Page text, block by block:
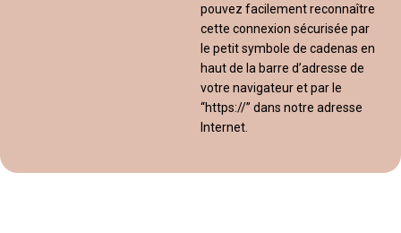
pouvez facilement reconnaître
cette connexion sécurisée par
le petit symbole de cadenas en
haut de la barre d’adresse de
votre navigateur et par le
“https://” dans notre adresse
Internet.